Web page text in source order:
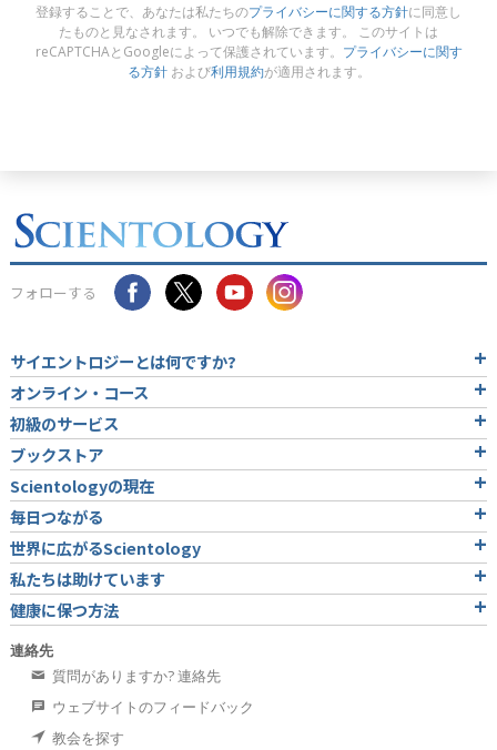
登録することで、あなたは私たちのプライバシーに関する方針に同意し
たものと見なされます。 いつでも解除できます。 このサイトは
reCAPTCHAとGoogleによって保護されています。 プライバシーに関す
る方針 および利用規約が適用されます。
フォローする
サイエントロジーとは何ですか?
オンライン・コース
初級のサービス
ブックストア
Scientologyの現在
毎日つながる
世界に広がるScientology
私たちは助けています
健康に保つ方法
連絡先
質問がありますか? 連絡先
ウェブサイトのフィードバック
教会を探す